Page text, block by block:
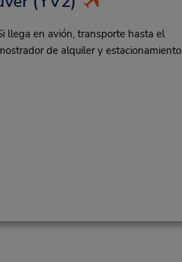
llega en avión, transporte hasta el
de alquiler y